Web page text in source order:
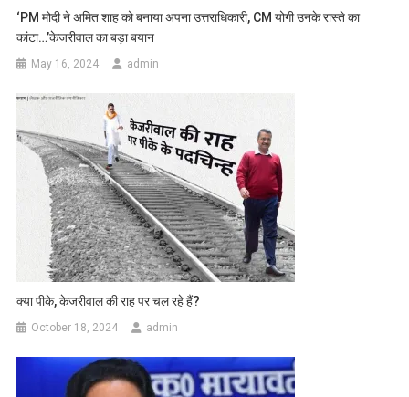
‘PM मोदी ने अमित शाह को बनाया अपना उत्तराधिकारी, CM योगी उनके रास्ते का
कांटा…’केजरीवाल का बड़ा बयान
May 16, 2024 admin
क्या पीके, केजरीवाल की राह पर चल रहे हैं?
October 18, 2024 admin